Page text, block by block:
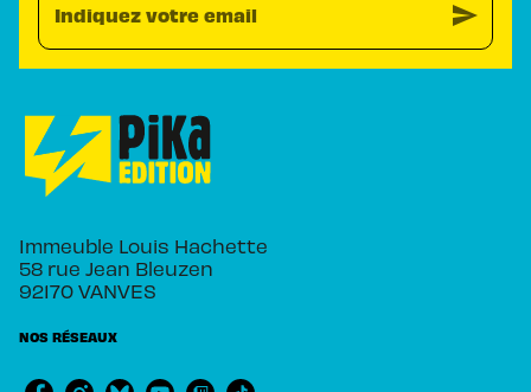
Indiquez votre email send
Immeuble Louis Hachette
58 rue Jean Bleuzen
92170 VANVES
NOS RÉSEAUX